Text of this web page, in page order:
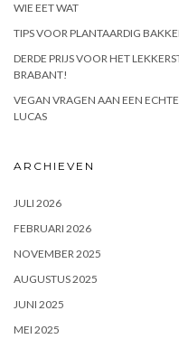
WIE EET WAT
TIPS VOOR PLANTAARDIG
DERDE PRIJS VOOR HET
BRABANT!
VEGAN VRAGEN AAN EEN
LUCAS
ARCHIEVEN
JULI 2026
FEBRUARI 2026
NOVEMBER 2025
AUGUSTUS 2025
JUNI 2025
MEI 2025